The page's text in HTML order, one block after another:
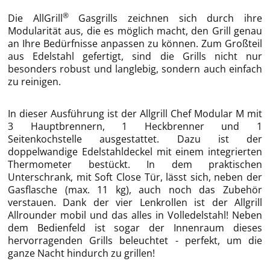
Die AllGrill®Gasgrills zeichnen sich durch ihre
Modularität aus, die es möglich macht, den Grill genau
an Ihre Bedürfnisse anpassen zu können. Zum Großteil
aus Edelstahl gefertigt, sind die Grills nicht nur
besonders robust und langlebig, sondern auch einfach
zu reinigen.
In dieser Ausführung ist der Allgrill Chef Modular M mit
3 Hauptbrennern, 1 Heckbrenner und 1
Seitenkochstelle ausgestattet. Dazu ist der
doppelwandige Edelstahldeckel mit einem integrierten
Thermometer bestückt. In dem praktischen
Unterschrank, mit Soft Close Tür, lässt sich, neben der
Gasflasche (max. 11 kg), auch noch das Zubehör
verstauen. Dank der vier Lenkrollen ist der Allgrill
Allrounder mobil und das alles in Volledelstahl! Neben
dem Bedienfeld ist sogar der Innenraum dieses
hervorragenden Grills beleuchtet - perfekt, um die
ganze Nacht hindurch zu grillen!